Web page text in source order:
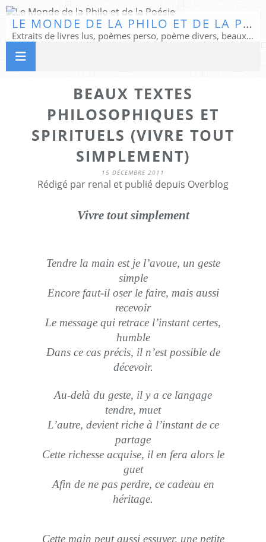
LE MONDE DE LA PHILO ET DE LA POÉSIE
Extraits de livres lus, poèmes perso, poème divers, beaux textes...
BEAUX TEXTES
PHILOSOPHIQUES ET
SPIRITUELS (VIVRE TOUT
SIMPLEMENT)
15 DÉCEMBRE 2011
Rédigé par renal et publié depuis Overblog
Vivre tout simplement
Tendre la main est je l’avoue, un geste
simple
Encore faut-il oser le faire, mais aussi
recevoir
Le message qui retrace l’instant certes,
humble
Dans ce cas précis, il n’est possible de
décevoir.
Au-delà du geste, il y a ce langage
tendre, muet
L’autre, devient riche à l’instant de ce
partage
Cette richesse acquise, il en fera alors le
guet
Afin de ne pas perdre, ce cadeau en
héritage.
Cette main peut aussi essuyer, une petite